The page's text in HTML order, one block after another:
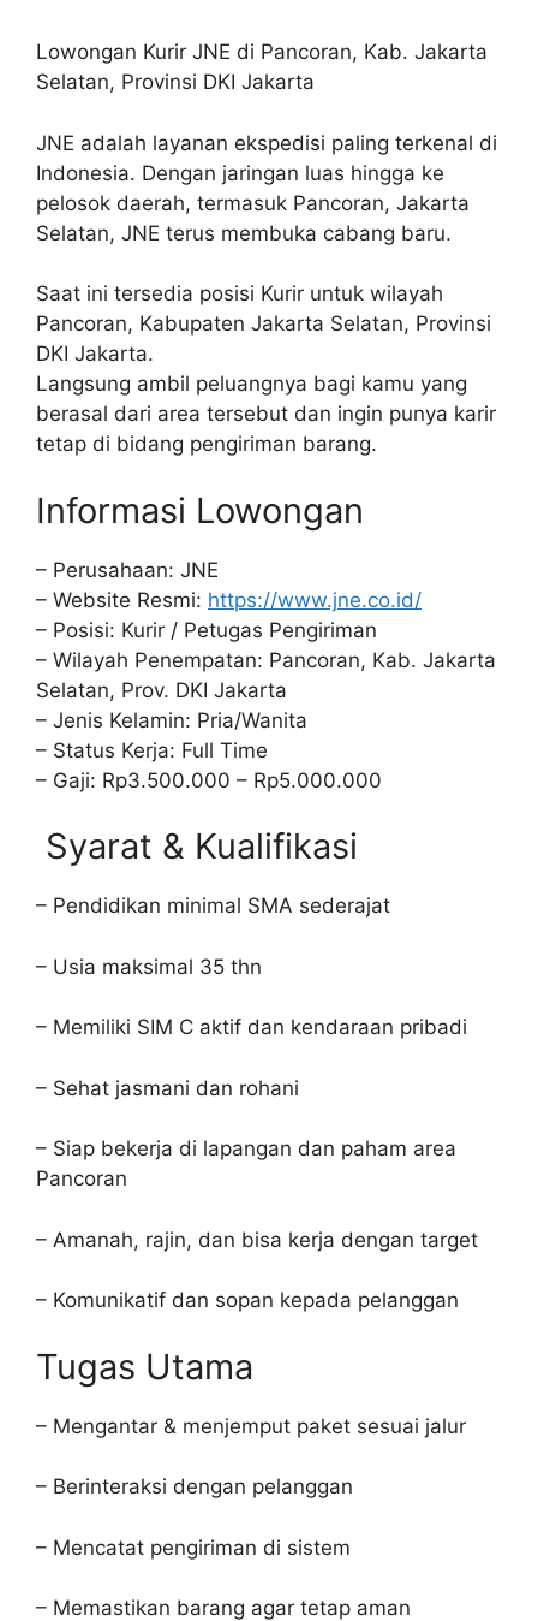
Lowongan Kurir JNE di Pancoran, Kab. Jakarta
Selatan, Provinsi DKI Jakarta
JNE adalah layanan ekspedisi paling terkenal di
Indonesia. Dengan jaringan luas hingga ke
pelosok daerah, termasuk Pancoran, Jakarta
Selatan, JNE terus membuka cabang baru.
Saat ini tersedia posisi Kurir untuk wilayah
Pancoran, Kabupaten Jakarta Selatan, Provinsi
DKI Jakarta.
Langsung ambil peluangnya bagi kamu yang
berasal dari area tersebut dan ingin punya karir
tetap di bidang pengiriman barang.
Informasi Lowongan
– Perusahaan: JNE
– Website Resmi: https://www.jne.co.id/
– Posisi: Kurir / Petugas Pengiriman
– Wilayah Penempatan: Pancoran, Kab. Jakarta
Selatan, Prov. DKI Jakarta
– Jenis Kelamin: Pria/Wanita
– Status Kerja: Full Time
– Gaji: Rp3.500.000 – Rp5.000.000
Syarat & Kualifikasi
– Pendidikan minimal SMA sederajat
– Usia maksimal 35 thn
– Memiliki SIM C aktif dan kendaraan pribadi
– Sehat jasmani dan rohani
– Siap bekerja di lapangan dan paham area
Pancoran
– Amanah, rajin, dan bisa kerja dengan target
– Komunikatif dan sopan kepada pelanggan
Tugas Utama
– Mengantar & menjemput paket sesuai jalur
– Berinteraksi dengan pelanggan
– Mencatat pengiriman di sistem
– Memastikan barang agar tetap aman